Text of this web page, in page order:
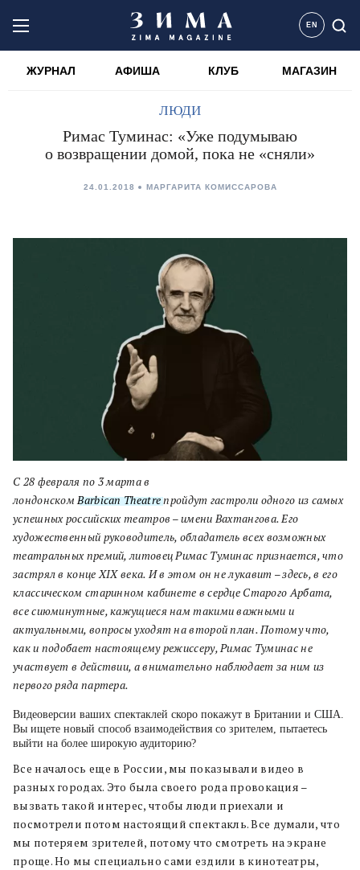
EN
ЖУРНАЛ АФИША КЛУБ МАГАЗИН
ЛЮДИ
Римас Туминас: «Уже подумываю
о возвращении домой, пока не «сняли»
24.01.2018 МАРГАРИТА КОМИССАРОВА
С 28 февраля по 3 марта в
лондонском Barbican Theatreпройдут гастроли одного из самых
успешныхроссийскихтеатров – имени Вахтангова. Его
художественный руководитель, обладатель всех возможных
театральных премий, литовец Римас Туминас признается, что
застрял в конце XIX века. И в этом он не лукавит – здесь, в его
классическом старинном кабинете в сердце Старого Арбата,
все сиюминутные, кажущиеся нам такими важными и
актуальными, вопросы уходят на второй план. Потому что,
как и подобает настоящему режиссеру, Римас Туминас не
участвует в действии, а внимательно наблюдает за ним из
первого ряда партера.
Видеоверсии ваших спектаклей скоро покажут в Британии и США.
Вы ищете новый способ взаимодействия со зрителем, пытаетесь
выйти на более широкую аудиторию?
Все началось еще в России, мы показывали видео в
разных городах. Это была своего рода провокация –
вызвать такой интерес, чтобы люди приехали и
посмотрели потом настоящий спектакль. Все думали, что
мы потеряем зрителей, потому что смотреть на экране
проще. Но мы специально сами ездили в кинотеатры,